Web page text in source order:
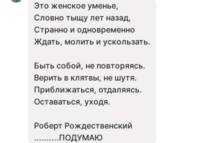
Это женское уменье,
Словно тыщу лет назад,
Странно и одновременно
Ждать, молить и ускользать.
Быть собой, не повторяясь.
Верить в клятвы, не шутя.
Приближаться, отдаляясь.
Оставаться, уходя.
Роберт Рождественский
..........ПОДУМАЮ